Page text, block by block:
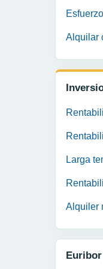
Alquilar
Larga
Alquiler